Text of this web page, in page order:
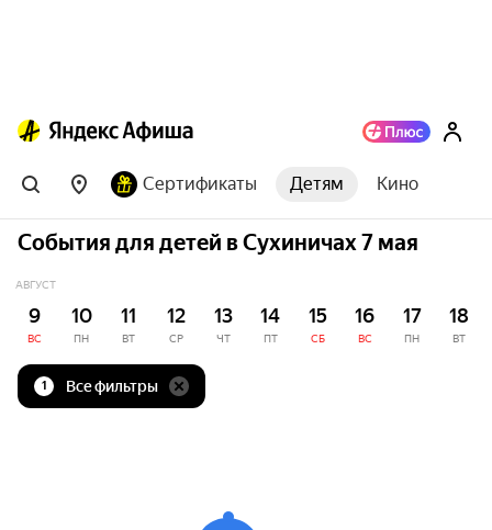
Сертификаты Детям Кино
События для детей в Сухиничах 7 мая
АВГУСТ
9
ВС
10
ПН
11
ВТ
12
СР
13
ЧТ
14
ПТ
15
СБ
16
ВС
17
ПН
18
ВТ
1 Все фильтры